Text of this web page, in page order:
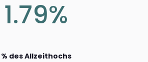
1.79%
% des Allzeithochs